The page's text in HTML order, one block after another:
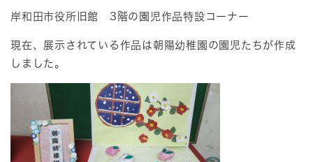
岸和田市役所旧館 3階の園児作品特設コーナー
現在、展示されている作品は朝陽幼稚園の園児たちが作成
しました。